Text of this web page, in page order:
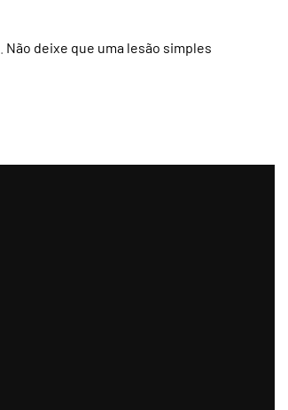
Não deixe que uma lesão simples